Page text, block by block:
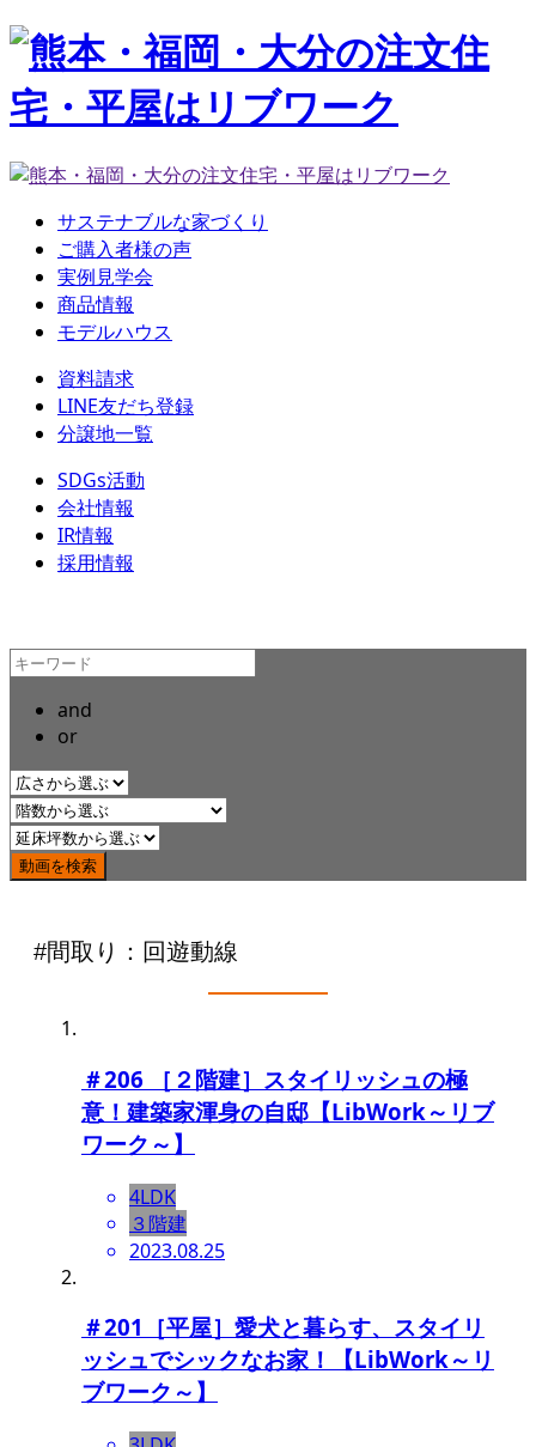
サステナブルな家づくり
ご購入者様の声
実例見学会
商品情報
モデルハウス
資料請求
LINE友だち登録
分譲地一覧
SDGs活動
会社情報
IR情報
採用情報
and
or
#間取り：回遊動線
＃206 ［２階建］スタイリッシュの極
意！建築家渾身の自邸【LibWork～リブ
ワーク～】
4LDK
３階建
2023.08.25
＃201［平屋］愛犬と暮らす、スタイリ
ッシュでシックなお家！【LibWork～リ
ブワーク～】